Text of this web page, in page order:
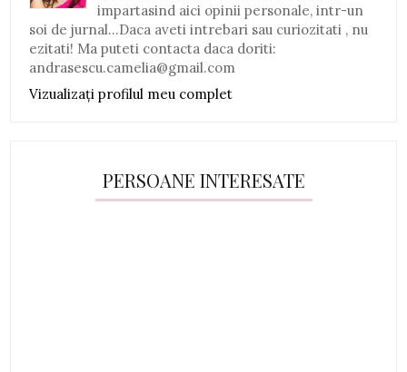
impartasind aici opinii personale, intr-un
soi de jurnal...Daca aveti intrebari sau curiozitati , nu
ezitati! Ma puteti contacta daca doriti:
andrasescu.camelia@gmail.com
Vizualizați profilul meu complet
PERSOANE INTERESATE